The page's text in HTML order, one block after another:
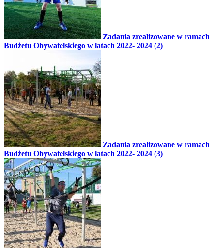
Zadania zrealizowane w ramach
Budżetu Obywatelskiego w latach 2022- 2024 (2)
Zadania zrealizowane w ramach
Budżetu Obywatelskiego w latach 2022- 2024 (3)